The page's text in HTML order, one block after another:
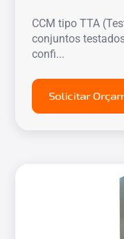
CCM tipo TTA
conjuntos
confi...
Solicitar